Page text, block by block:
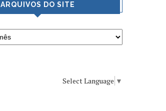
ARQUIVOS DO SITE
Select Language ▼